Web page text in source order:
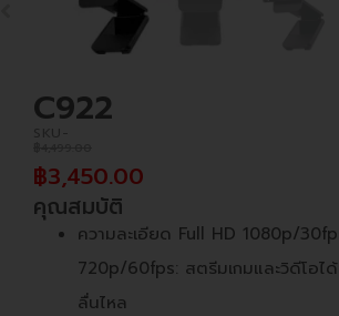
C922
฿3,450.00
คุณสมบัติ
ความละเอียด Full HD 1080p/
720p/60fps: สตรีมเกมและวิดีโอไ
ลื่นไหล